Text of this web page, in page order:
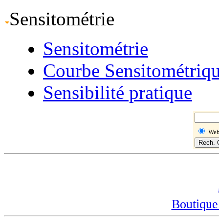
Sensitométrie
Sensitométrie
Courbe
Sensibilité pratique